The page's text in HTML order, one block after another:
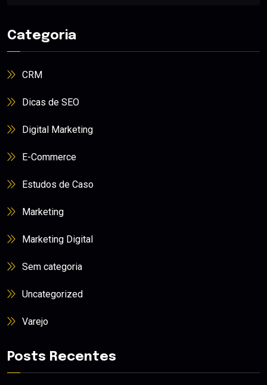
Categoria
CRM
Dicas de SEO
Digital Marketing
E-Commerce
Estudos de Caso
Marketing
Marketing Digital
Sem categoria
Uncategorized
Varejo
Posts Recentes